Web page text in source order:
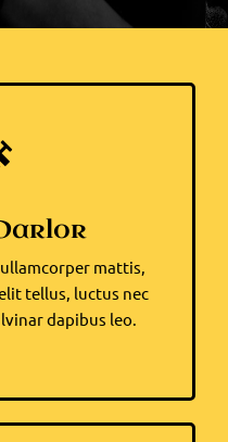
mattis,
tellus, luctus nec
dapibus leo.